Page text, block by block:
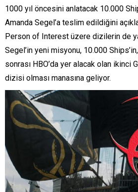
1000 yıl öncesini anlatacak 10.000
Amanda Segel’a teslim edildiğini
Person of Interest üzere dizilerin de
Segel’in yeni misyonu, 10.000
sonrası HBO’da yer alacak olan ikinci
dizisi olması manasına geliyor.